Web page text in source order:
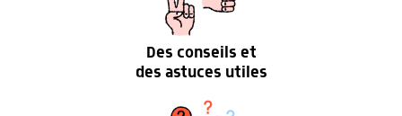
Des conseils et
des astuces utiles